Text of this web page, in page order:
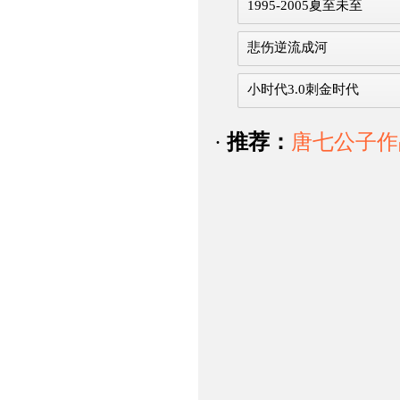
1995-2005夏至未至
悲伤逆流成河
小时代3.0刺金时代
· 推荐： 唐七公子